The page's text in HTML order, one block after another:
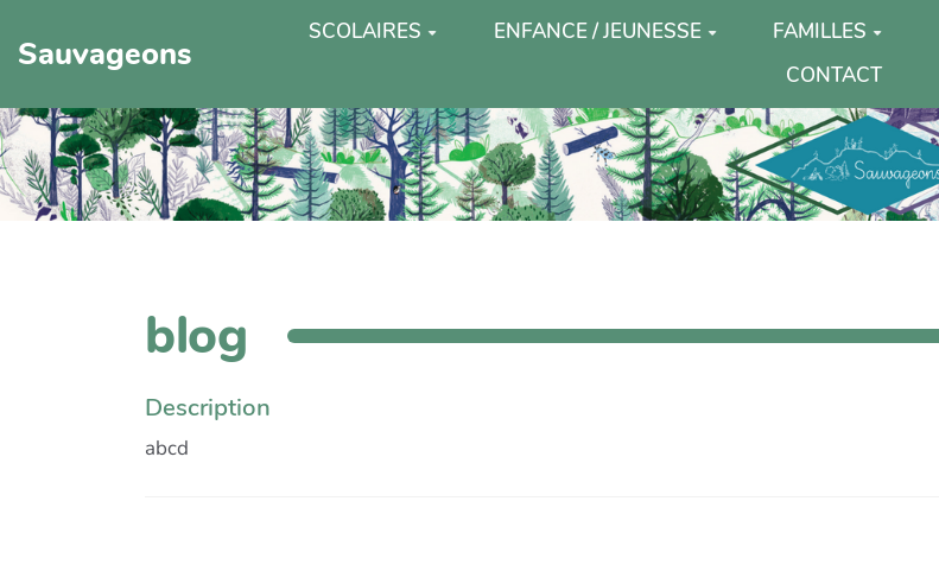
Sauvageons
SCOLAIRES ENFANCE / JEUNESSE FAMILLES
CONTACT
blog
Description
abcd